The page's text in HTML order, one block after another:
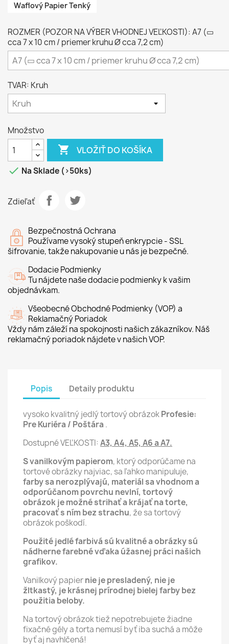
Waflový Papier Tenký
ROZMER (POZOR NA VÝBER VHODNEJ VEĽKOSTI): A7 (▭
cca 7 x 10 cm / priemer kruhu Ø cca 7,2 cm)
TVAR: Kruh
Množstvo
 VLOŽIŤ DO KOŠÍKA
 Na Sklade (>50ks)
Zdieľať
Bezpečnostná Ochrana
Používame vysoký stupeň enkrypcie - SSL
šifrovanie, takže nakupovanie u nás je bezpečné.
Dodacie Podmienky
Tu nájdete naše dodacie podmienky k vašim
objednávkam.
Všeobecné Obchodné Podmienky (VOP) a
Reklamačný Poriadok
Vždy nám záleží na spokojnosti našich zákazníkov. Náš
reklamačný poriadok nájdete v našich VOP.
Popis Detaily produktu
vysoko kvalitný jedlý tortový obrázokProfesie:
Pre Kuriéra / Poštára .
Dostupné VEĽKOSTI: A3, A4, A5, A6 a A7.
S vanilkovým papierom, ktorý odporúčame na
tortové obrázky najviac, sa ľahko manipuluje,
farby sa nerozplývajú, materiál sa vhodnom a
odporúčanom povrchu nevlní, tortový
obrázok je možné strihať a krájať na torte,
pracovať s ním bez strachu, že sa tortový
obrázok poškodí.
Použité jedlé farbivá sú kvalitné a obrázky sú
nádherne farebné vďaka úžasnej práci našich
grafikov.
Vanilkový papiernie je presladený, nie je
žltkastý, je krásnej prírodnej bielej farby bez
použitia beloby.
Na tortový obrázok tiež nepotrebujete žiadne
fixačné gély a torta nemusí byť iba suchá a môže
byť aj navhlčená!